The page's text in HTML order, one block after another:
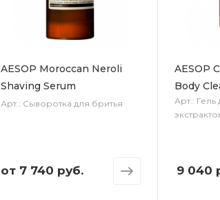
AESOP Moroccan Neroli
Shaving Serum
Арт.: Сыворотка для бритья
от 7 740 руб.
AESOP
Body
Арт.: Гель
9 040